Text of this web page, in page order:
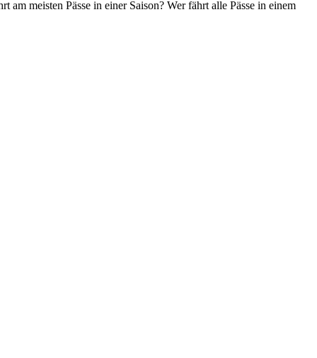
meisten Pässe in einer Saison? Wer fährt alle Pässe in einem